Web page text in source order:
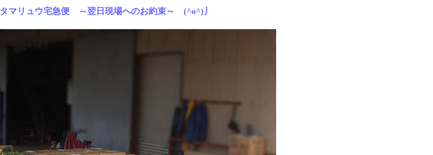
タマリュウ宅急便 ～翌日現場へのお約束～ (^o^)丿